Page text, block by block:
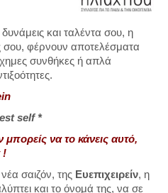
και ταλέντα σου, η
φέρνουν αποτελέσματα
συνθήκες ή απλά
self *
να το κάνεις αυτό,
!
σαιζόν, της Ευεπιχειρείν, η
και το όνομά της, να σε